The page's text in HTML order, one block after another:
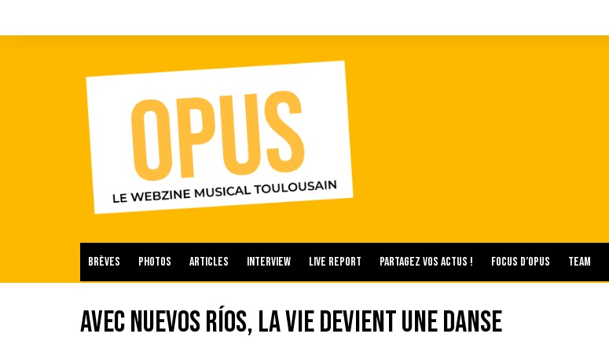
Brèves Photos Articles Interview Live report Partagez vos actus ! Focus d’Opus Team
Avec Nuevos Ríos, la vie devient une danse